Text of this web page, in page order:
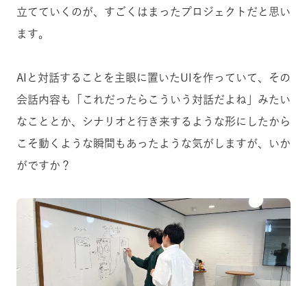
立てていくのが、すごくはまったプロジェクトだと思い
ます。
AIと対話することを主眼に置いたUIを作っていて、その
会話内容も「これだったらこういう対話だよね」みたい
なこととか、シナリオと行き来するような形にしたから
こそ動くような瞬間もあったような気がしますが、いか
がですか？